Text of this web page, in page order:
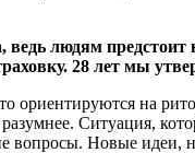
ведь людям
28 лет мы
ориентируются на
Ситуация,
вопросы. Новые идеи,